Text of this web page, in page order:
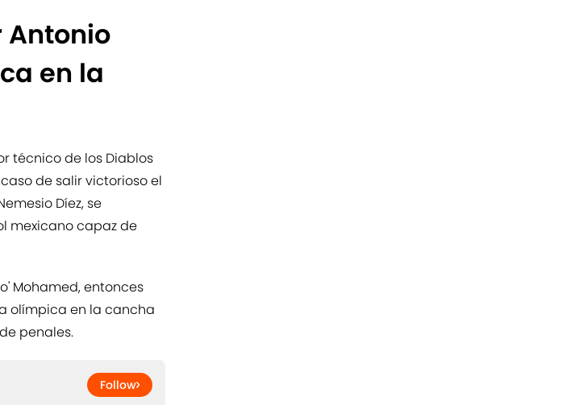
Antonio
en la
técnico de los Diablos
caso de salir victorioso el
Díez, se
mexicano capaz de
Mohamed, entonces
olímpica en la cancha
penales.
Follow